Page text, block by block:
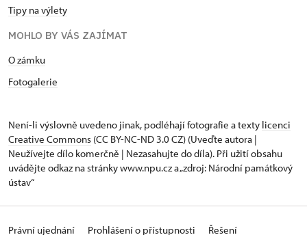
Tipy na výlety
MOHLO BY VÁS ZAJÍMAT
O zámku
Fotogalerie
Není-li výslovně uvedeno jinak, podléhají fotografie a texty licenci
Creative Commons (CC BY-NC-ND 3.0 CZ) (Uveďte autora |
Neužívejte dílo komerčně | Nezasahujte do díla). Při užití obsahu
uvádějte odkaz na stránky www.npu.cz a „zdroj: Národní památkový
ústav“
Právní ujednání Prohlášení o přístupnosti Řešení